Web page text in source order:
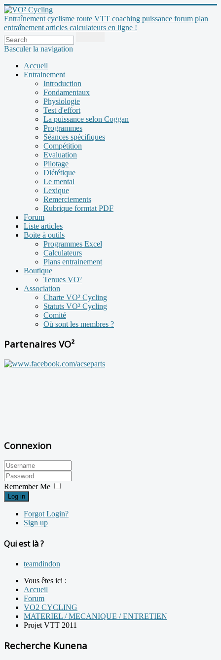
Entraînement cyclisme route VTT coaching puissance forum plan
entraînement articles calculateurs en ligne !
Basculer la navigation
Accueil
Entrainement
Introduction
Fondamentaux
Physiologie
Test d'effort
La puissance selon Coggan
Programmes
Séances spécifiques
Compétition
Evaluation
Pilotage
Diététique
Le mental
Lexique
Remerciements
Rubrique formtat PDF
Forum
Liste articles
Boite à outils
Programmes Excel
Calculateurs
Plans entrainement
Boutique
Tenues VO²
Association
Charte VO² Cycling
Statuts VO² Cycling
Comité
Où sont les membres ?
Partenaires VO²
Connexion
Remember Me
Log in
Forgot Login?
Sign up
Qui est là ?
teamdindon
Vous êtes ici :
Accueil
Forum
VO2 CYCLING
MATERIEL / MECANIQUE / ENTRETIEN
Projet VTT 2011
Recherche Kunena